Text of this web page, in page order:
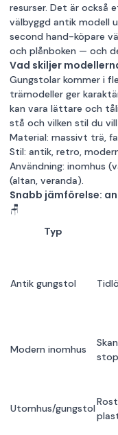
resurser. Det är också
välbyggd antik modell
second hand-köpare
och plånboken — och
Vad skiljer
Gungstolar kommer i
trämodeller ger
kan vara lättare och
stå och vilken stil du vill
Material: massivt trä,
Stil: antik, retro,
Användning: inomhus
(altan, veranda).
Snabb jämförelse:
🪑
Typ
Antik gungstol
Modern inomhus
Utomhus/gungstol